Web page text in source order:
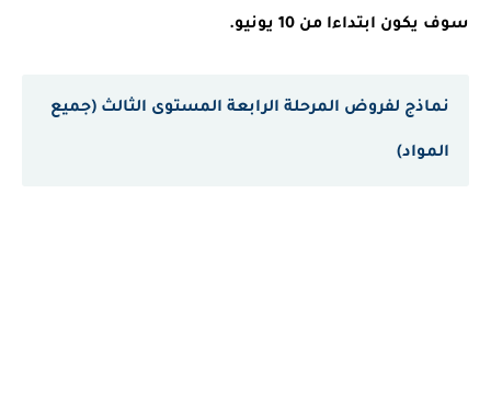
سوف يكون ابتداءا من 10 يونيو.
نماذج لفروض المرحلة الرابعة المستوى الثالث (جميع
المواد)